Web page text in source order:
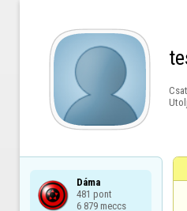
Dáma
481 pont
6 879 meccs